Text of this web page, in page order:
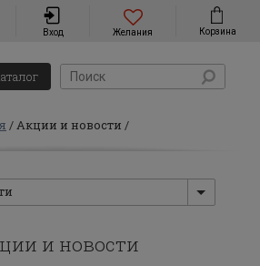
Вход Желания Корзина
Акции и новости
и новости